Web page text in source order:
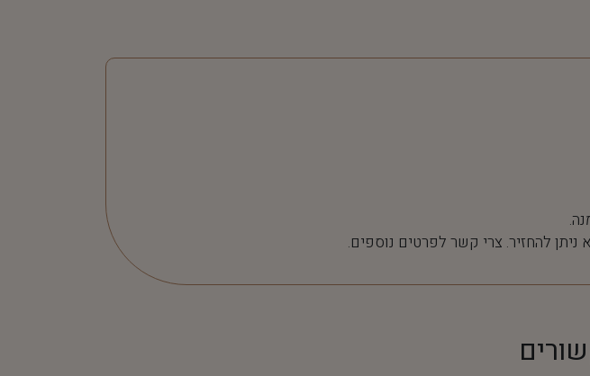
להחזיר. צרי קשר לפרטים נוספים.